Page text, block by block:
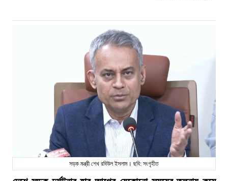
সড়ক মন্ত্রী শেখ রবিউল ইসলাম। ছবি: সংগৃহীত